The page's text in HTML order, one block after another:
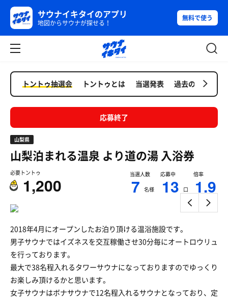
サウナイキタイのアプリ
地図からサウナが探せる！
無料で使う
トントゥ抽選会 トントゥとは 当選発表 過去の抽選会
応募終了
山梨県
山梨泊まれる温泉 より道の湯入浴券
必要トントゥ
1,200
当選人数
7 名様
応募中
13 口
倍率
1.9
2018年4月にオープンしたお泊り頂ける温浴施設です。
男子サウナではイズネスを交互稼働させ30分毎にオートロウリュ
を行っております。
最大で38名程入れるタワーサウナになっておりますのでゆっくり
お楽しみ頂けるかと思います。
女子サウナはボナサウナで12名程入れるサウナとなっており、定